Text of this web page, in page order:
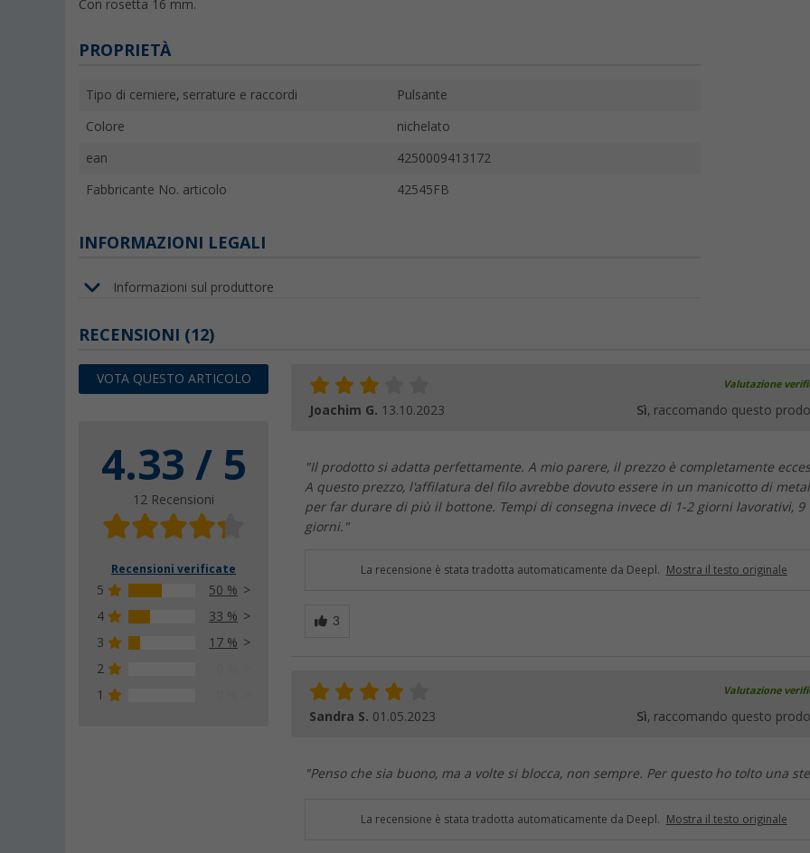
Con rosetta 16 mm.
PROPRIETÀ
Tipo di cerniere, serrature e raccordi Pulsante
Colore nichelato
ean 4250009413172
Fabbricante No. articolo 42545FB
INFORMAZIONI LEGALI
Informazioni sul produttore
RECENSIONI (12)
VOTA QUESTO ARTICOLO
4.33 / 5
12 Recensioni
Recensioni verificate
5
50 %
4
33 %
3
17 %
2
1
Valutazione
Joachim G. 13.10.2023 Sì, raccomando questo
"Il prodotto si adatta perfettamente. A mio parere, il prezzo è completamente
A questo prezzo, l'affilatura del filo avrebbe dovuto essere in un manicotto di
per far durare di più il bottone. Tempi di consegna invece di 1-2 giorni lavorativi, 9
giorni."
La recensione è stata tradotta automaticamente da Deepl. Mostra il testo originale
Valutazione
Sandra S. 01.05.2023 Sì, raccomando questo
"Penso che sia buono, ma a volte si blocca, non sempre. Per questo ho tolto una
La recensione è stata tradotta automaticamente da Deepl. Mostra il testo originale